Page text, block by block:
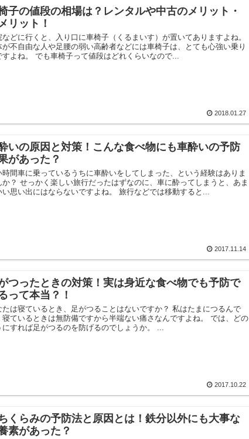
子の値段の相場は？レンタルや中古のメリット・
リット！
などに行くと、入り口に車椅子（くるまいす）が置いてありますよね。
が不自由な人や足腰の弱い高齢者などには車椅子は、とても心強い乗り
すよね。 でも車椅子って値段はどれくらいなので...
2018.01.27
いの原因と対策！こんな食べ物にも車酔いの予防
があった？
時間車に乗っているうちに車酔いをしてしまった、という経験はありま
か？ せっかく楽しい旅行だったはずなのに、車に酔ってしまうと、あま
い思い出にはならないですよね。 旅行などでは移動すると...
2017.11.14
つったときの対策！実は身近な食べ物でも予防で
って本当？！
たは寝ているとき、足がつることはないですか？ 私はたまにつるんで
寝ているときは無防備ですから半端ない痛さなんですよね。 では、どの
にすれば足がつるのを防げるのでしょうか。 ...
2017.10.22
くらみの予防法と原因とは！鉄分以外にも大事な
素があった？